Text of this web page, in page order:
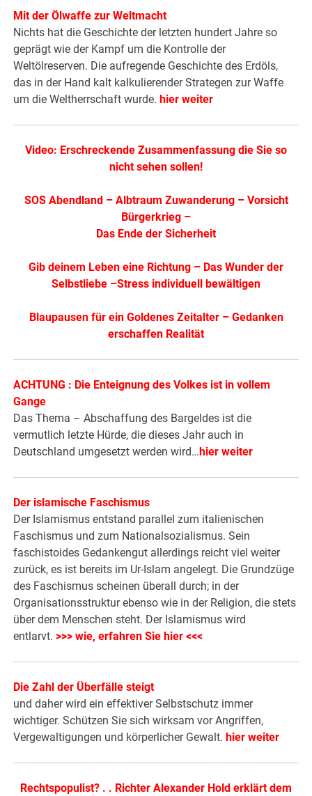
Mit der Ölwaffe zur Weltmacht
Nichts hat die Geschichte der letzten hundert Jahre so
geprägt wie der Kampf um die Kontrolle der
Weltölreserven. Die aufregende Geschichte des Erdöls,
das in der Hand kalt kalkulierender Strategen zur Waffe
um die Weltherrschaft wurde. hier weiter
Video: Erschreckende Zusammenfassung die Sie so
nicht sehen sollen!
SOS Abendland – Albtraum Zuwanderung– Vorsicht
Bürgerkrieg –
Das Ende der Sicherheit
Gib deinem Leben eine Richtung – Das Wunder der
Selbstliebe –Stress individuell bewältigen
Blaupausen für ein Goldenes Zeitalter– Gedanken
erschaffen Realität
ACHTUNG : Die Enteignung des Volkes ist in vollem
Gange
Das Thema – Abschaffung des Bargeldes ist die
vermutlich letzte Hürde, die dieses Jahr auch in
Deutschland umgesetzt werden wird… hier weiter
Der islamische Faschismus
Der Islamismus entstand parallel zum italienischen
Faschismus und zum Nationalsozialismus. Sein
faschistoides Gedankengut allerdings reicht viel weiter
zurück, es ist bereits im Ur-Islam angelegt. Die Grundzüge
des Faschismus scheinen überall durch; in der
Organisationsstruktur ebenso wie in der Religion, die stets
über dem Menschen steht. Der Islamismus wird
entlarvt. >>> wie, erfahren Sie hier <<<
Die Zahl der Überfälle steigt
und daher wird ein effektiver Selbstschutz immer
wichtiger. Schützen Sie sich wirksam vor Angriffen,
Vergewaltigungen und körperlicher Gewalt. hier weiter
Rechtspopulist? . . Richter Alexander Hold erklärt dem